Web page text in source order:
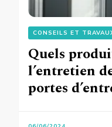
CONSEILS ET
Quels
l’entretien
portes